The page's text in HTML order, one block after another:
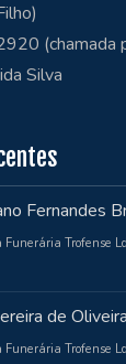
(chamada
Silva
Fernandes
Funerária Trofense
de Oliveira
Funerária Trofense